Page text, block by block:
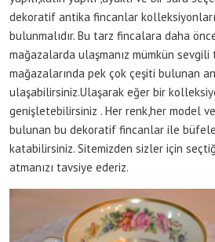
dekoratif antika fincanlar
bulunmalıdır. Bu tarz fincalara daha
mağazalarda ulaşmanız mümkün
mağazalarında pek çok çeşiti bulunan
ulaşabilirsiniz.Ulaşarak eğer bir
genişletebilirsiniz . Her renk,her model
bulunan bu dekoratif fincanlar ile
katabilirsiniz. Sitemizden sizler için
atmanızı tavsiye ederiz.